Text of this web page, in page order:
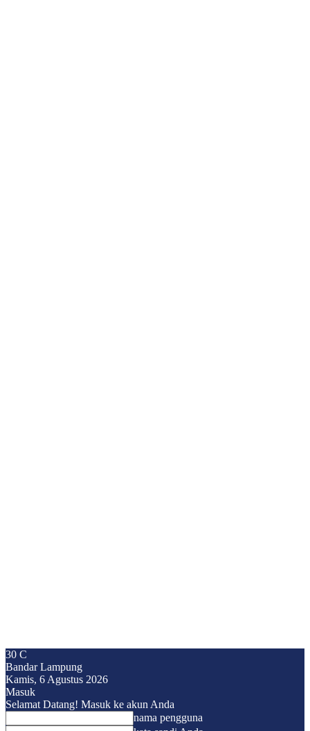
30 C
Bandar Lampung
Kamis, 6 Agustus 2026
Masuk
Selamat Datang! Masuk ke akun Anda
nama pengguna